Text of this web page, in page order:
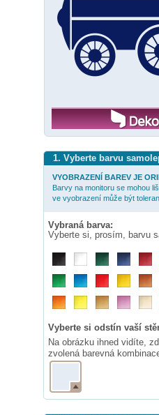
1. Vyberte barvu
VYOBRAZENÍ BAREV JE
Barvy na monitoru se mohou
ve vyobrazení může být
Vybraná barva:
Vyberte si, prosím, barvu
Vyberte si odstín vaší
Na obrázku ihned vidíte,
zvolená barevná